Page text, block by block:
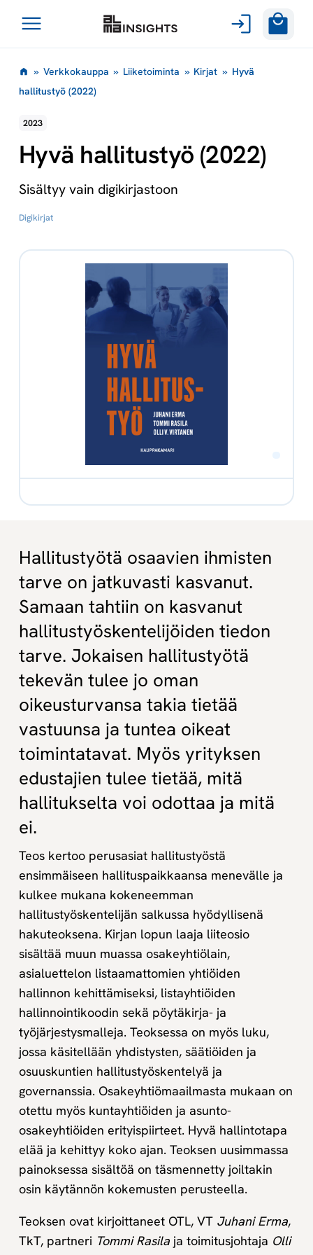
sisältöön
Avaa
» Verkkokauppa » Liiketoiminta » Kirjat » Hyvä
hallitustyö (2022)
2023
Hyvä hallitustyö (2022)
Sisältyy vain digikirjastoon
Digikirjat
Hallitustyötä osaavien ihmisten
tarve on jatkuvasti kasvanut.
Samaan tahtiin on kasvanut
hallitustyöskentelijöiden tiedon
tarve. Jokaisen hallitustyötä
tekevän tulee jo oman
oikeusturvansa takia tietää
vastuunsa ja tuntea oikeat
toimintatavat. Myös yrityksen
edustajien tulee tietää, mitä
hallitukselta voi odottaa ja mitä
ei.
Teos kertoo perusasiat hallitustyöstä
ensimmäiseen hallituspaikkaansa menevälle ja
kulkee mukana kokeneemman
hallitustyöskentelijän salkussa hyödyllisenä
hakuteoksena. Kirjan lopun laaja liiteosio
sisältää muun muassa osakeyhtiölain,
asialuettelon listaamattomien yhtiöiden
hallinnon kehittämiseksi, listayhtiöiden
hallinnointikoodin sekä pöytäkirja- ja
työjärjestysmalleja. Teoksessa on myös luku,
jossa käsitellään yhdistysten, säätiöiden ja
osuuskuntien hallitustyöskentelyä ja
governanssia. Osakeyhtiömaailmasta mukaan on
otettu myös kuntayhtiöiden ja asunto-
osakeyhtiöiden erityispiirteet. Hyvä hallintotapa
elää ja kehittyy koko ajan. Teoksen uusimmassa
painoksessa sisältöä on täsmennetty joiltakin
osin käytännön kokemusten perusteella.
Teoksen ovat kirjoittaneet OTL, VT Juhani Erma,
TkT, partneri Tommi Rasila ja toimitusjohtaja Olli